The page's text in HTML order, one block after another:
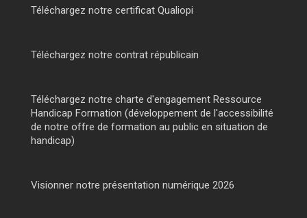
Téléchargez notre certificat Qualiopi
Téléchargez notre contrat républicain
Téléchargez notre charte d'engagement Ressource
Handicap Formation (développement de l'accessibilité
de notre offre de formation au public en situation de
handicap)
Visionner notre présentation numérique 2026